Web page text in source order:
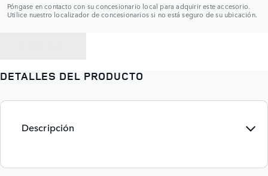
Póngase en contacto con su concesionario local para adquirir este accesorio.
Utilice nuestro localizador de concesionarios si no está seguro de su ubicación.
DETALLES DEL PRODUCTO
Descripción